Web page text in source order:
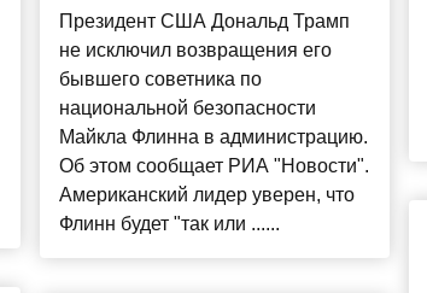
Президент США Дональд Трамп
не исключил возвращения его
бывшего советника по
национальной безопасности
Майкла Флинна в администрацию.
Об этом сообщает РИА "Новости".
Американский лидер уверен, что
Флинн будет "так или ......